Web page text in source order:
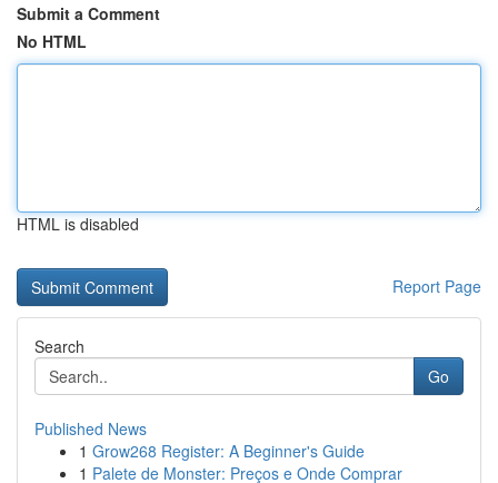
Submit a Comment
No HTML
HTML is disabled
Report Page
Search
Go
Published News
1 Grow268 Register: A Beginner's Guide
1 Palete de Monster: Preços e Onde Comprar